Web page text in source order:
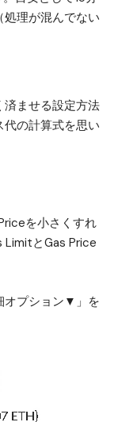
理が混んでない
済ませる設定方法
の計算式を思い
を小さくすれ
LimitとGas Price
オプション▼」を